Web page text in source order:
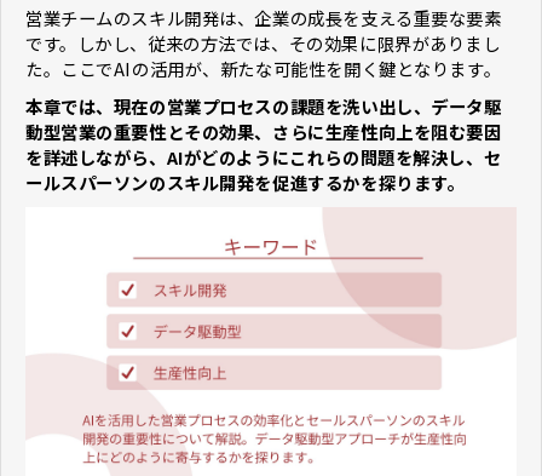
営業チームのスキル開発は、企業の成長を支える重要な要素
です。しかし、従来の方法では、その効果に限界がありまし
た。ここでAIの活用が、新たな可能性を開く鍵となります。
本章では、現在の営業プロセスの課題を洗い出し、データ駆
動型営業の重要性とその効果、さらに生産性向上を阻む要因
を詳述しながら、AIがどのようにこれらの問題を解決し、セ
ールスパーソンのスキル開発を促進するかを探ります。